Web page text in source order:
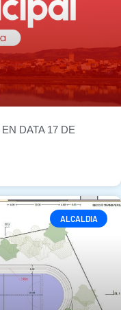
DATA 17 DE
ALCALDIA